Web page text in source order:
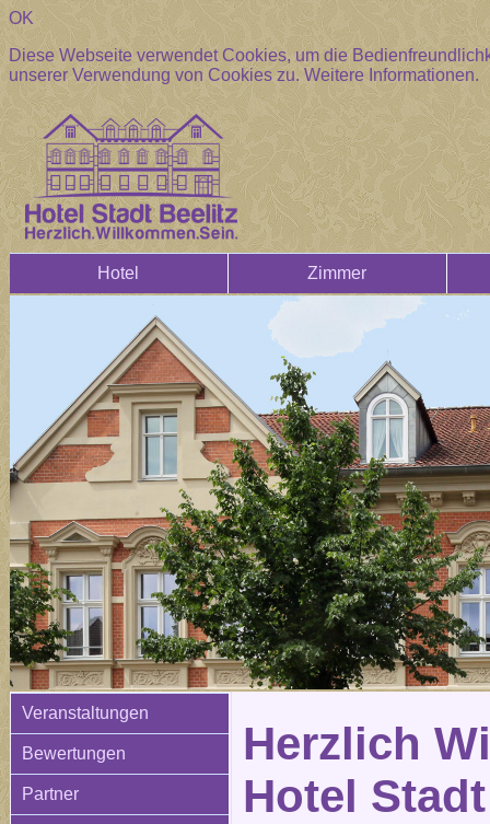
OK
Diese Webseite verwendet Cookies, um die
unserer Verwendung von Cookies zu.Weitere Informationen.
Hotel Zimmer
Veranstaltungen
Bewertungen
Partner
Herzlich
Hotel